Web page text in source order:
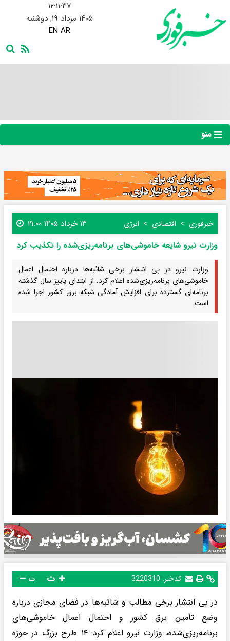
۱۲:۱۱:۳۸
۱۴۰۵ مرداد ۱۹, دوشنبه
EN AR
منو
خبرفوری اقتصادی انرژی ۱۳ خرداد ۱۴۰۵ ۲۱:۰۰
وزارت نیرو شایعه خاموشی‌های برنامه‌ریزی‌شده را تکذیب کرد
وزارت نیرو در پی انتشار برخی شائبه‌ها درباره احتمال اعمال
خاموشی‌های برنامه‌ریزی‌شده اعلام کرد: از ابتدای پاییز سال گذشته
برنامه‌ای گسترده برای افزایش آمادگی شبکه برق کشور اجرا شده
است.
کدخبر: 3220310 ت
در پی انتشار برخی مطالب و شائبه‌ها در فضای مجازی درباره
وضع تأمین برق کشور و احتمال اعمال خاموشی‌های
برنامه‌ریزی‌شده، وزارت نیرو اعلام کرد: ۱۴ طرح بزرگ در حوزه